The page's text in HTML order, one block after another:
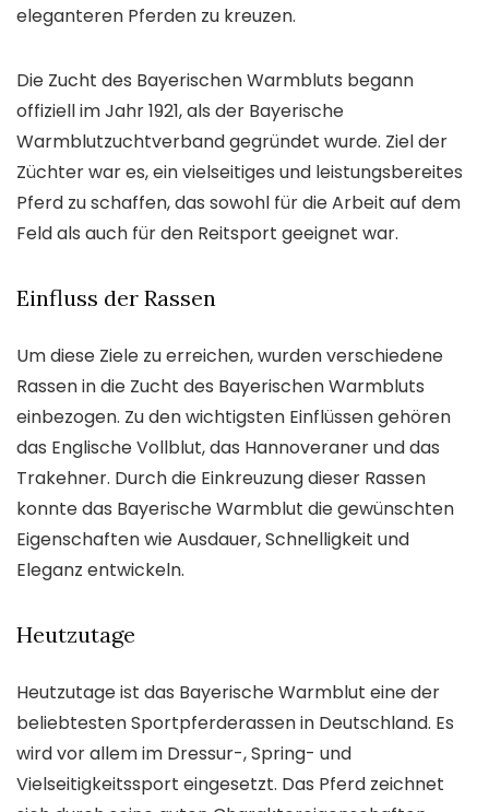
eleganteren Pferden zu kreuzen.
Die Zucht des Bayerischen Warmbluts begann
offiziell im Jahr 1921, als der Bayerische
Warmblutzuchtverband gegründet wurde. Ziel der
Züchter war es, ein vielseitiges und leistungsbereites
Pferd zu schaffen, das sowohl für die Arbeit auf dem
Feld als auch für den Reitsport geeignet war.
Einfluss der Rassen
Um diese Ziele zu erreichen, wurden verschiedene
Rassen in die Zucht des Bayerischen Warmbluts
einbezogen. Zu den wichtigsten Einflüssen gehören
das Englische Vollblut, das Hannoveraner und das
Trakehner. Durch die Einkreuzung dieser Rassen
konnte das Bayerische Warmblut die gewünschten
Eigenschaften wie Ausdauer, Schnelligkeit und
Eleganz entwickeln.
Heutzutage
Heutzutage ist das Bayerische Warmblut eine der
beliebtesten Sportpferderassen in Deutschland. Es
wird vor allem im Dressur-, Spring- und
Vielseitigkeitssport eingesetzt. Das Pferd zeichnet